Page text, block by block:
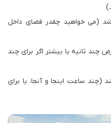
(می خواهید چقدر فضای داخل
ثانیه یا بیشتر اگر برای چند
ساعت اینجا و آنجا، یا برای